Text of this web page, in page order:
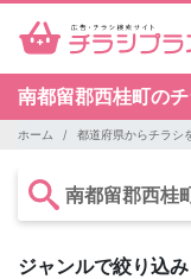
南都留郡西桂町の
ホーム 都道府県からチラシ
南都留郡西桂
ジャンルで絞り込み